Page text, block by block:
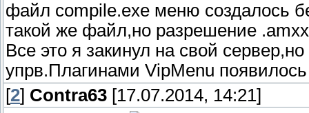
файл compile.exe меню создалось
такой же файл,но разрешение
Все это я закинул на свой
упрв.Плагинами VipMenu
[2] Contra63 [17.07.2014, 14:21]